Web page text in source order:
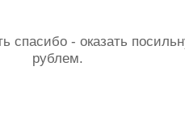
спасибо - оказать
рублем.